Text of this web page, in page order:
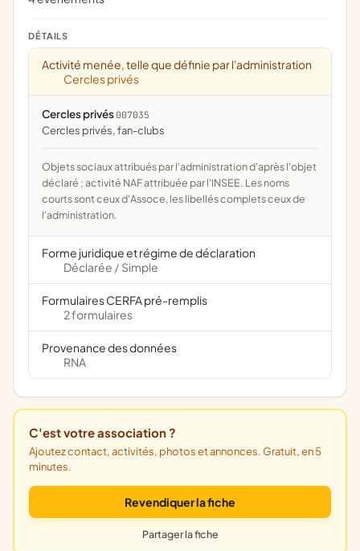
DÉTAILS
Activité menée, telle que définie par l'administration
Cercles privés
Cercles privés 007035
cercles privés, fan-clubs
Objets sociaux attribués par l'administration d'après l'objet
déclaré ; activité NAF attribuée par l'INSEE. Les noms
courts sont ceux d'Assoce, les libellés complets ceux de
l'administration.
Forme juridique et régime de déclaration
Déclarée / Simple
Formulaires CERFA pré-remplis
2 formulaires
Provenance des données
RNA
C'est votre association ?
Ajoutez contact, activités, photos et annonces. Gratuit, en 5
minutes.
Revendiquer la fiche
Partager la fiche